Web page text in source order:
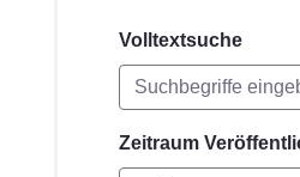
Volltextsuche
Zeitraum